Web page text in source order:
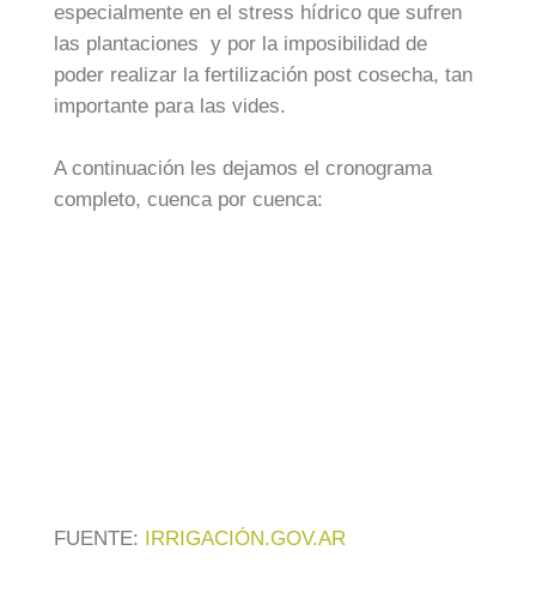
especialmente en el stress hídrico que sufren
las plantaciones y por la imposibilidad de
poder realizar la fertilización post cosecha, tan
importante para las vides.
A continuación les dejamos el cronograma
completo, cuenca por cuenca:
FUENTE: IRRIGACIÓN.GOV.AR